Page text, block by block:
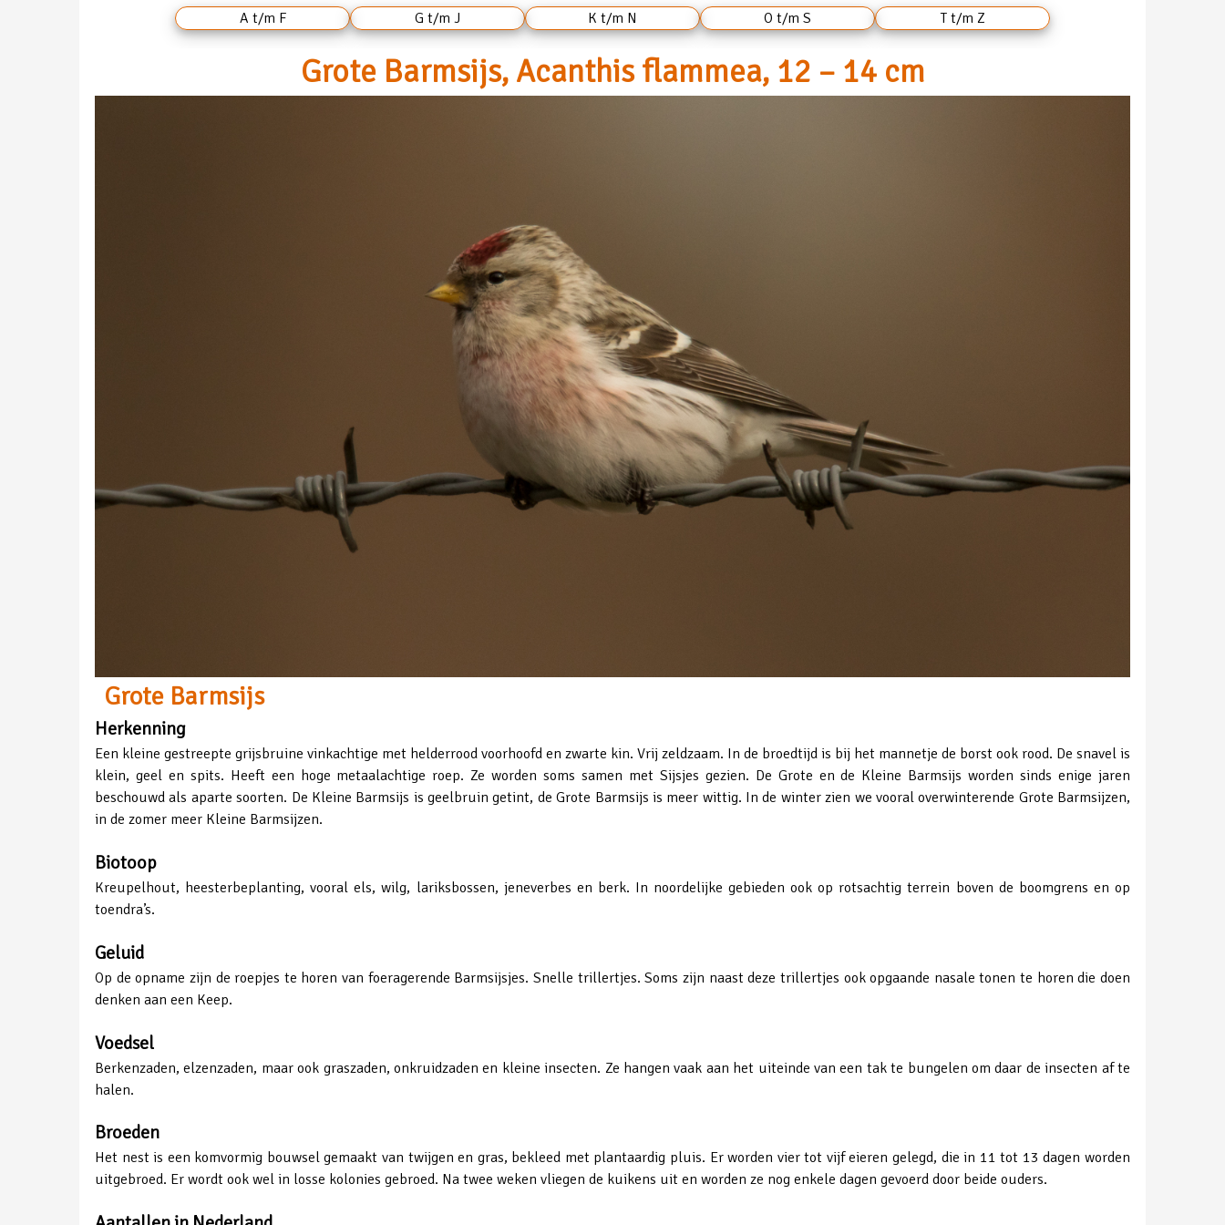
A t/m F G t/m J K t/m N O t/m S T t/m Z
Grote Barmsijs, Acanthis flammea, 12 – 14 cm
Grote Barmsijs
Herkenning
Een kleine gestreepte grijsbruine vinkachtige met helderrood voorhoofd en zwarte kin. Vrij zeldzaam. In de broedtijd is bij het mannetje de borst ook rood. De snavel is
klein, geel en spits. Heeft een hoge metaalachtige roep. Ze worden soms samen met Sijsjes gezien. De Grote en de Kleine Barmsijs worden sinds enige jaren
beschouwd als aparte soorten. De Kleine Barmsijs is geelbruin getint, de Grote Barmsijs is meer wittig. In de winter zien we vooral overwinterende Grote Barmsijzen,
in de zomer meer Kleine Barmsijzen.
Biotoop
Kreupelhout, heesterbeplanting, vooral els, wilg, lariksbossen, jeneverbes en berk. In noordelijke gebieden ook op rotsachtig terrein boven de boomgrens en op
toendra’s.
Geluid
Op de opname zijn de roepjes te horen van foeragerende Barmsijsjes. Snelle trillertjes. Soms zijn naast deze trillertjes ook opgaande nasale tonen te horen die doen
denken aan een Keep.
Voedsel
Berkenzaden, elzenzaden, maar ook graszaden, onkruidzaden en kleine insecten. Ze hangen vaak aan het uiteinde van een tak te bungelen om daar de insecten af te
halen.
Broeden
Het nest is een komvormig bouwsel gemaakt van twijgen en gras, bekleed met plantaardig pluis. Er worden vier tot vijf eieren gelegd, die in 11 tot 13 dagen worden
uitgebroed. Er wordt ook wel in losse kolonies gebroed. Na twee weken vliegen de kuikens uit en worden ze nog enkele dagen gevoerd door beide ouders.